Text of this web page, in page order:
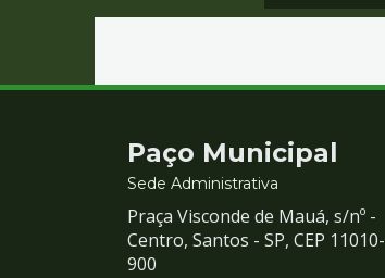
Contato
e
Redes
Paço Municipal
Sede Administrativa
Praça Visconde de Mauá, s/nº -
Centro, Santos - SP, CEP 11010-
900